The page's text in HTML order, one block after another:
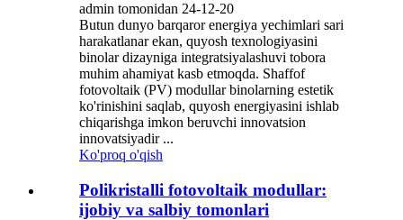
admin tomonidan 24-12-20
Butun dunyo barqaror energiya yechimlari sari
harakatlanar ekan, quyosh texnologiyasini
binolar dizayniga integratsiyalashuvi tobora
muhim ahamiyat kasb etmoqda. Shaffof
fotovoltaik (PV) modullar binolarning estetik
ko'rinishini saqlab, quyosh energiyasini ishlab
chiqarishga imkon beruvchi innovatsion
innovatsiyadir ...
Ko'proq o'qish
Polikristalli fotovoltaik modullar:
ijobiy va salbiy tomonlari